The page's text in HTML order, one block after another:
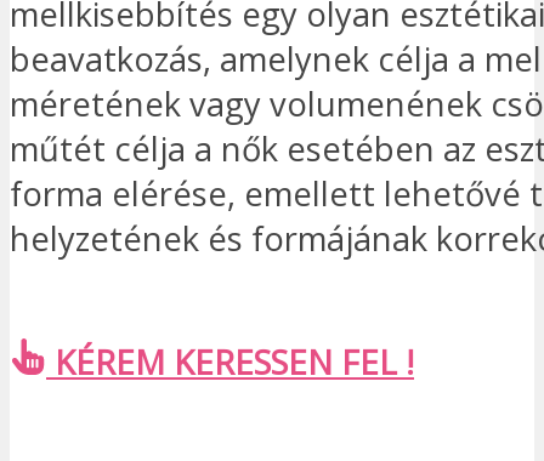
mellkisebbítés egy olyan esztétikai
beavatkozás, amelynek célja a
méretének vagy volumenének
műtét célja a nők esetében az
forma elérése, emellett lehetővé
helyzetének és formájának
KÉREM KERESSEN FEL !